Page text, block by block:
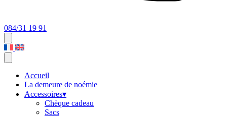
084/31 19 91
Accueil
La demeure de noémie
Accessoires▾
Chèque cadeau
Sacs